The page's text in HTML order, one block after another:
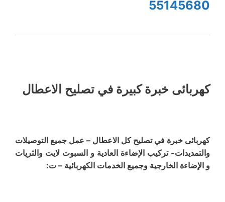
55145680
كهربائى خبرة كبيرة في تصليح الاعطال
كهربائى خبرة في تصليح كل الاعطال – عمل جميع التوصيلات
والتمديدات- تركيب الإضاءة العادية و السبوت لايت والثريات
و الإضاءة الخارجية وجميع الخدمات الكهربائية – ت: